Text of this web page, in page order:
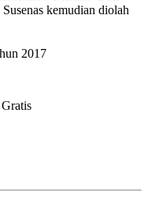
kemudian diolah
2017